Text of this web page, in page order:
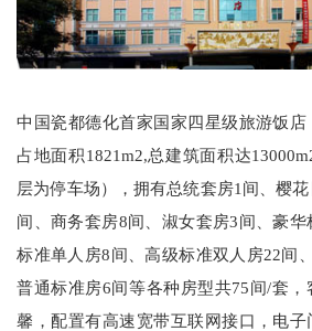
中国瓷都德化首家国家四星级旅游饭店
占地面积1821m2,总建筑面积达
层为停车场），拥有总统套房1间、樱
间、商务套房8间、淑女套房3间、豪
标准单人房8间、高级标准双人房22间
普通标准房6间等各种房型共75间/套
馨，配置有高速宽带互联网接口，电